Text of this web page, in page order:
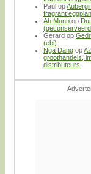
Paul op
fragrant
Ah Munn op
Gerard op
(ebi)
Nga Dang op
groothandels,
distributeurs
-